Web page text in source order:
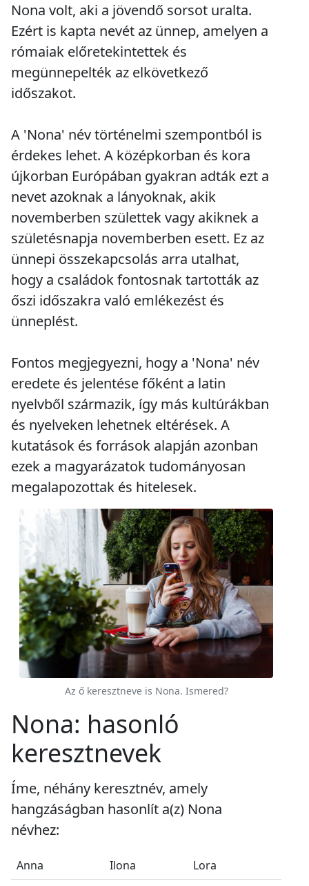
Nona volt, aki a jövendő sorsot uralta.
Ezért is kapta nevét az ünnep, amelyen a
rómaiak előretekintettek és
megünnepelték az elkövetkező
időszakot.
A 'Nona' név történelmi szempontból is
érdekes lehet. A középkorban és kora
újkorban Európában gyakran adták ezt a
nevet azoknak a lányoknak, akik
novemberben születtek vagy akiknek a
születésnapja novemberben esett. Ez az
ünnepi összekapcsolás arra utalhat,
hogy a családok fontosnak tartották az
őszi időszakra való emlékezést és
ünneplést.
Fontos megjegyezni, hogy a 'Nona' név
eredete és jelentése főként a latin
nyelvből származik, így más kultúrákban
és nyelveken lehetnek eltérések. A
kutatások és források alapján azonban
ezek a magyarázatok tudományosan
megalapozottak és hitelesek.
Az ő keresztneve is Nona. Ismered?
Nona: hasonló
keresztnevek
Íme, néhány keresztnév, amely
hangzáságban hasonlít a(z) Nona
névhez:
Anna Ilona Lora